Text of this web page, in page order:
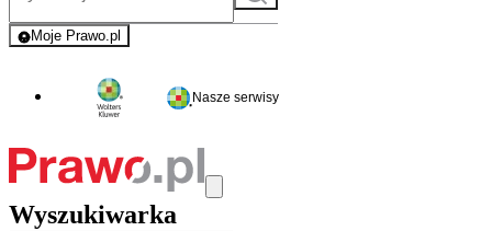
Moje Prawo.pl
- rejestracja i logowanie do serwisu
Nasze serwisy
Wyszukiwarka